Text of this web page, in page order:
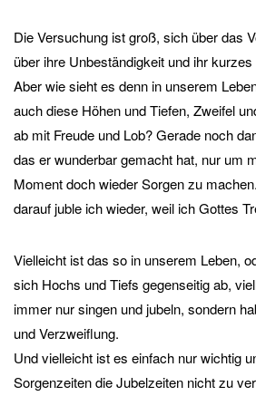
Die Versuchung ist groß, sich über das
über ihre Unbeständigkeit und ihr
Aber wie sieht es denn in unserem
auch diese Höhen und Tiefen, Zweifel
ab mit Freude und Lob? Gerade noch
das er wunderbar gemacht hat, nur um
Moment doch wieder Sorgen zu
darauf juble ich wieder, weil ich Gottes
Vielleicht ist das so in unserem Leben,
sich Hochs und Tiefs gegenseitig ab,
immer nur singen und jubeln, sondern
und Verzweiflung.
Und vielleicht ist es einfach nur wichtig
Sorgenzeiten die Jubelzeiten nicht zu